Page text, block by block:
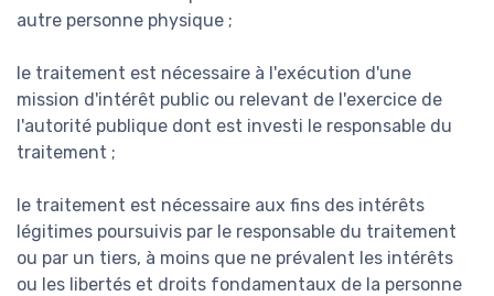
autre personne physique ;
le traitement est nécessaire à l'exécution d'une
mission d'intérêt public ou relevant de l'exercice de
l'autorité publique dont est investi le responsable du
traitement ;
le traitement est nécessaire aux fins des intérêts
légitimes poursuivis par le responsable du traitement
ou par un tiers, à moins que ne prévalent les intérêts
ou les libertés et droits fondamentaux de la personne